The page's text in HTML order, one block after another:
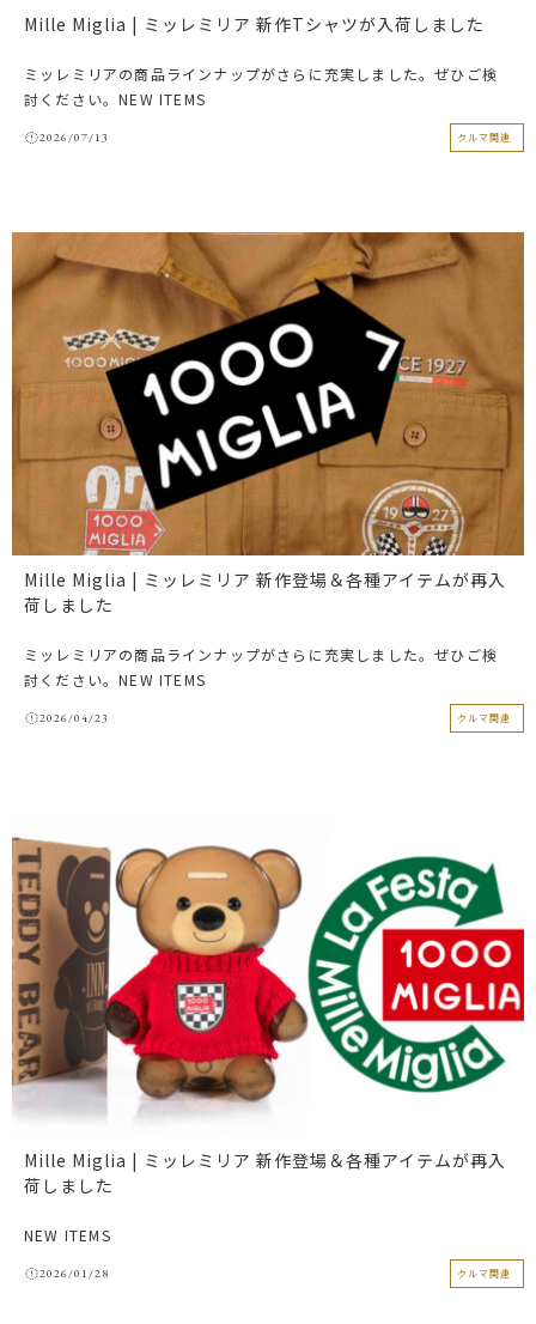
Mille Miglia | ミッレミリア 新作Tシャツが入荷しました
ミッレミリアの商品ラインナップがさらに充実しました。ぜひご検
討ください。NEW ITEMS
2026/07/13 クルマ関連
Mille Miglia | ミッレミリア 新作登場＆各種アイテムが再入
荷しました
ミッレミリアの商品ラインナップがさらに充実しました。ぜひご検
討ください。NEW ITEMS
2026/04/23 クルマ関連
Mille Miglia | ミッレミリア 新作登場＆各種アイテムが再入
荷しました
NEW ITEMS
2026/01/28 クルマ関連